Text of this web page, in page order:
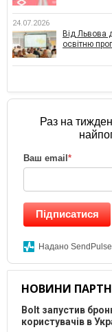
24.07.2026
Від Львова
освітню
Раз на
Ваш email *
Підписатися
Надано SendPulse
НОВИНИ
Bolt запустив
користувачів в